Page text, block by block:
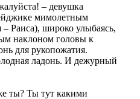
– девушка
мимолетным
– Раиса), широко улыбаясь,
наклоном головы к
для рукопожатия.
ладонь. И дежурный
ты? Ты тут какими